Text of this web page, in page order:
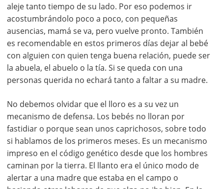
aleje tanto tiempo de su lado. Por eso podemos ir
acostumbrándolo poco a poco, con pequeñas
ausencias, mamá se va, pero vuelve pronto. También
es recomendable en estos primeros días dejar al bebé
con alguien con quien tenga buena relación, puede ser
la abuela, el abuelo o la tía. Si se queda con una
personas querida no echará tanto a faltar a su madre.
No debemos olvidar que el lloro es a su vez un
mecanismo de defensa. Los bebés no lloran por
fastidiar o porque sean unos caprichosos, sobre todo
si hablamos de los primeros meses. Es un mecanismo
impreso en el código genético desde que los hombres
caminan por la tierra. El llanto era el único modo de
alertar a una madre que estaba en el campo o